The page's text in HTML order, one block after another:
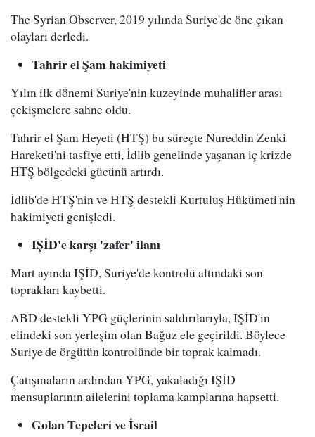
The Syrian Observer, 2019 yılında Suriye'de öne çıkan
olayları derledi.
Tahrir el Şam hakimiyeti
Yılın ilk dönemi Suriye'nin kuzeyinde muhalifler arası
çekişmelere sahne oldu.
Tahrir el Şam Heyeti (HTŞ) bu süreçte Nureddin Zenki
Hareketi'ni tasfiye etti, İdlib genelinde yaşanan iç krizde
HTŞ bölgedeki gücünü artırdı.
İdlib'de HTŞ'nin ve HTŞ destekli Kurtuluş Hükümeti'nin
hakimiyeti genişledi.
IŞİD'e karşı 'zafer' ilanı
Mart ayında IŞİD, Suriye'de kontrolü altındaki son
toprakları kaybetti.
ABD destekli YPG güçlerinin saldırılarıyla, IŞİD'in
elindeki son yerleşim olan Bağuz ele geçirildi. Böylece
Suriye'de örgütün kontrolünde bir toprak kalmadı.
Çatışmaların ardından YPG, yakaladığı IŞİD
mensuplarının ailelerini toplama kamplarına hapsetti.
Golan Tepeleri ve İsrail